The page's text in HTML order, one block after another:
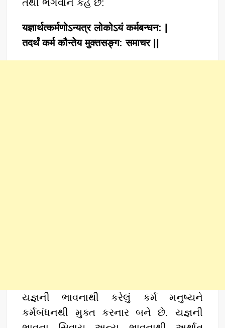
તેથી ભગવાન કહે છે:
यज्ञार्थत्कर्मणोऽन्यत्र लोकोऽयं कर्मबन्धन: |
तदर्थं कर्म कौन्तेय मुक्तसङ्ग: समाचर ||
યજ્ઞની ભાવનાથી કરેલું કર્મ મનુષ્યને
કર્મબંધનથી મુક્ત કરનાર બને છે. યજ્ઞની